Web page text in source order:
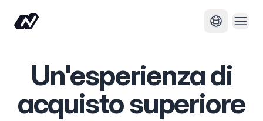
CambiaApri
Un'esperienza di
acquisto superiore